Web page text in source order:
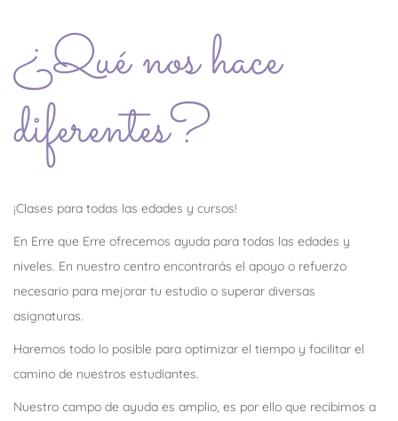
¿Qué nos hace
diferentes?
¡Clases para todas las edades y cursos!
En Erre que Erre ofrecemos ayuda para todas las edades y
niveles. En nuestro centro encontrarás el apoyo o refuerzo
necesario para mejorar tu estudio o superar diversas
asignaturas.
Haremos todo lo posible para optimizar el tiempo y facilitar el
camino de nuestros estudiantes.
Nuestro campo de ayuda es amplio, es por ello que recibimos a